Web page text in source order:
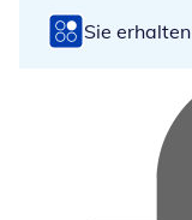
Sie erhalten